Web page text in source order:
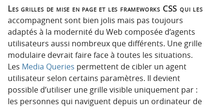
Les grilles de mise en page et les frameworks CSS qui les
accompagnent sont bien jolis mais pas toujours
adaptés à la modernité du Web composée d’agents
utilisateurs aussi nombreux que différents. Une grille
modulaire devrait faire face à toutes les situations.
Les Media Queries permettent de cibler un agent
utilisateur selon certains paramètres. Il devient
possible d’utiliser une grille visible uniquement par :
les personnes qui naviguent depuis un ordinateur de